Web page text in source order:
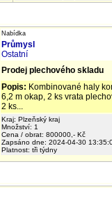
Nabídka
Průmysl
Ostatní
Prodej plechového skladu
Popis: Kombinované haly
6,2 m okap, 2 ks vrata
2 ks...
Kraj: Plzeňský kraj
Množství: 1
Cena / obrat: 800000,- Kč
Zapsáno dne: 2024-04-30
Platnost: tři týdny